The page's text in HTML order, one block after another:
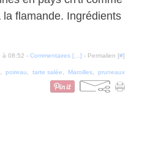
flamande. Ingrédients
à 08:52 - Commentaires [ ] - Permalien [#]
poireau tarte salée Maroilles pruneaux